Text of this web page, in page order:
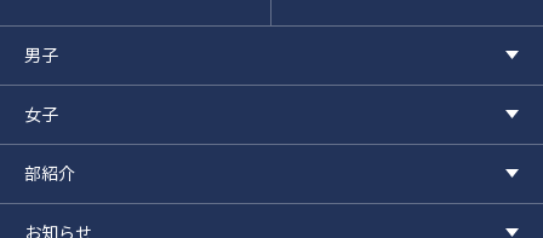
男子
女子
部紹介
お知らせ